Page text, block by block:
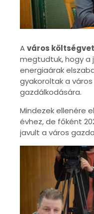
Aváros
megtudtuk, hogy a
energiaárak
gyakoroltak a
gazdálkodására.
Mindezek ellenére
évhez, de főként
javult a város